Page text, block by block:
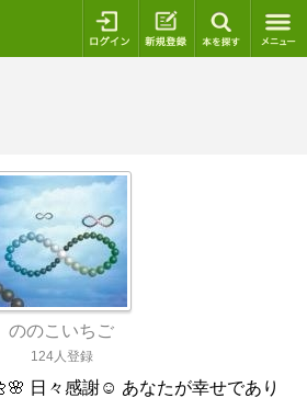
ログイン 新規登録
ののこいちご
124人登録
日々感謝☺️ あなたが幸せであり